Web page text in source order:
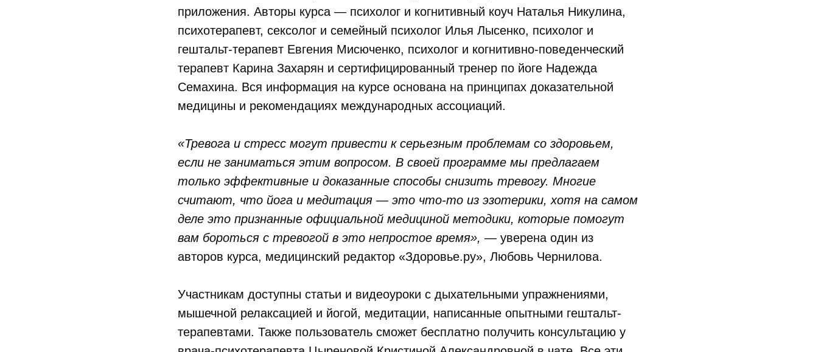
приложения. Авторы курса — психолог и когнитивный коуч Наталья Никулина,
психотерапевт, сексолог и семейный психолог Илья Лысенко, психолог и
гештальт-терапевт Евгения Мисюченко, психолог и когнитивно-поведенческий
терапевт Карина Захарян и сертифицированный тренер по йоге Надежда
Семахина. Вся информация на курсе основана на принципах доказательной
медицины и рекомендациях международных ассоциаций.
«Тревога и стресс могут привести к серьезным проблемам со здоровьем,
если не заниматься этим вопросом. В своей программе мы предлагаем
только эффективные и доказанные способы снизить тревогу. Многие
считают, что йога и медитация — это что-то из эзотерики, хотя на самом
деле это признанные официальной медициной методики, которые помогут
вам бороться с тревогой в это непростое время», — уверена один из
авторов курса, медицинский редактор «Здоровье.ру», Любовь Чернилова.
Участникам доступны статьи и видеоуроки с дыхательными упражнениями,
мышечной релаксацией и йогой, медитации, написанные опытными гештальт-
терапевтами. Также пользователь сможет бесплатно получить консультацию у